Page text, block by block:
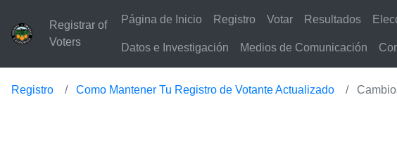
Registrar of
Voters
Página de Inicio Registro Votar Resultados
Datos e Investigación Medios de Comunicación
Registro Como Mantener Tu Registro de Votante Actualizado